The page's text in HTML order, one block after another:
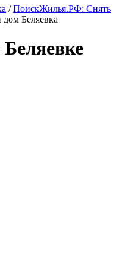
/ПоискЖилья.РФ: Снять
дом Беляевка